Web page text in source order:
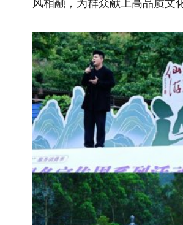
活动同步配套非遗灯光氛围秀、
非遗文创、本土农特产品、特色美食